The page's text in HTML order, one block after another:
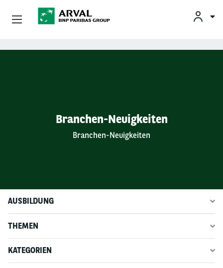
Branchen-Neuigkeiten
Branchen-Neuigkeiten
AUSBILDUNG
THEMEN
KATEGORIEN
Arval Auto Abo
Service-Partner